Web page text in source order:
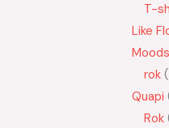
T-
Like
rok
Quapi
Rok